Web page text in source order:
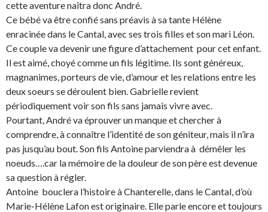
cette aventure naîtra donc André.
Ce bébé va être confié sans préavis à sa tante Hélène
enracinée dans le Cantal, avec ses trois filles et son mari Léon.
Ce couple va devenir une figure d’attachement pour cet enfant.
Il est aimé, choyé comme un fils légitime. Ils sont généreux,
magnanimes, porteurs de vie, d’amour et les relations entre les
deux soeurs se déroulent bien. Gabrielle revient
périodiquement voir son fils sans jamais vivre avec.
Pourtant, André va éprouver un manque et chercher à
comprendre, à connaître l’identité de son géniteur, mais il n’ira
pas jusqu’au bout. Son fils Antoine parviendra à démêler les
noeuds….car la mémoire de la douleur de son père est devenue
sa question à régler.
Antoine bouclera l’histoire à Chanterelle, dans le Cantal, d’où
Marie-Hélène Lafon est originaire. Elle parle encore et toujours